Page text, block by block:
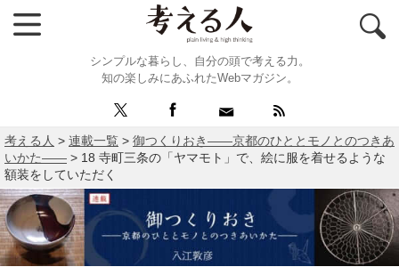
シンプルな暮らし、自分の頭で考える力。
知の楽しみにあふれたWebマガジン。
考える人 > 連載一覧 > 御つくりおき――京都のひととモノとのつきあ
いかた―― > 18 寺町三条の「ヤマモト」で、絵に服を着せるような
額装をしていただく